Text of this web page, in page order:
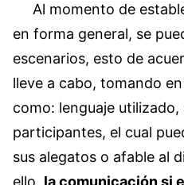
Al momento de
en forma general, se
escenarios, esto de
lleve a cabo, tomando
como: lenguaje
participantes, el cual
sus alegatos o afable al
ello, la comunicación si